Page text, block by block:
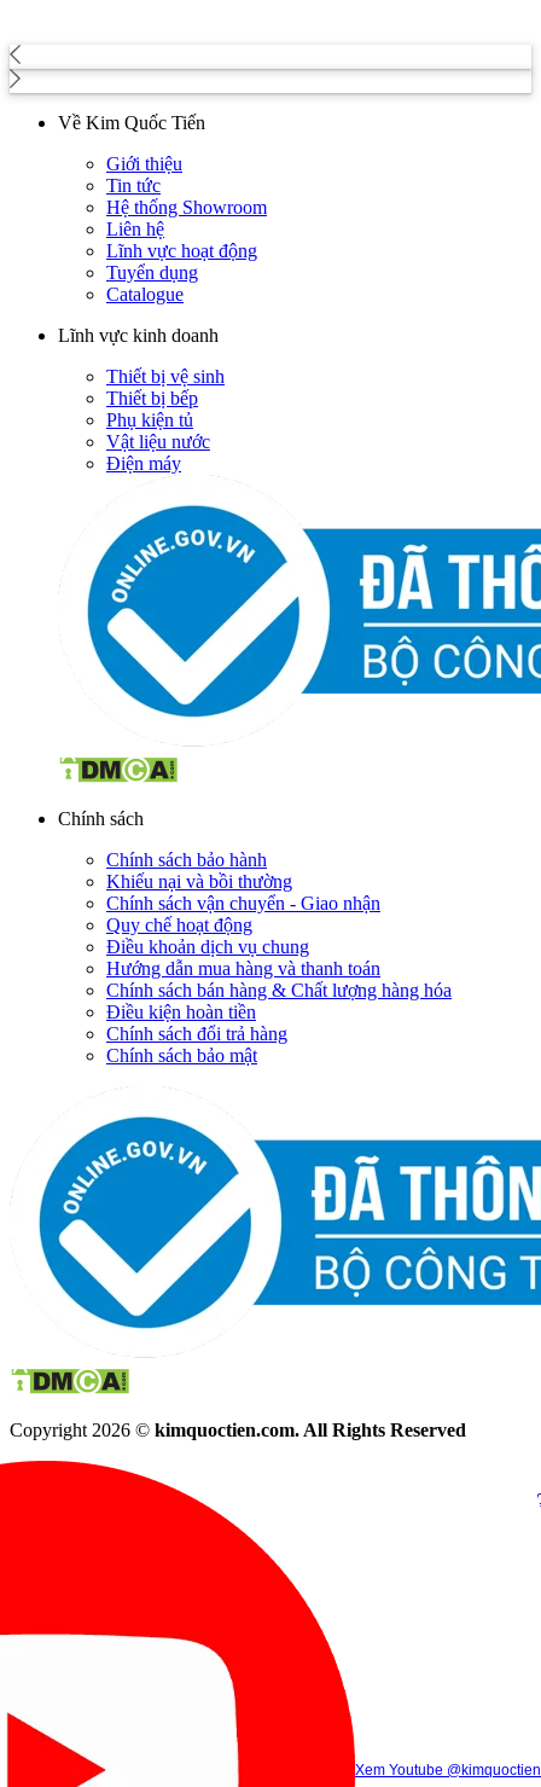
Về Kim Quốc Tiến
Giới thiệu
Tin tức
Hệ thống Showroom
Liên hệ
Lĩnh vực hoạt động
Tuyển dụng
Catalogue
Lĩnh vực kinh doanh
Thiết bị vệ sinh
Thiết bị bếp
Phụ kiện tủ
Vật liệu nước
Điện máy
Chính sách
Chính sách bảo hành
Khiếu nại và bồi thường
Chính sách vận chuyển - Giao nhận
Quy chế hoạt động
Điều khoản dịch vụ chung
Hướng dẫn mua hàng và thanh toán
Chính sách bán hàng & Chất lượng hàng hóa
Điều kiện hoàn tiền
Chính sách đổi trả hàng
Chính sách bảo mật
Copyright 2026 © kimquoctien.com. All Rights Reserved
Xem Tik Tok
(8h00 - 21h30)
(8h00 -
Gọi điện (8h00 - 21h30)
Xem Youtube @kimquoctien